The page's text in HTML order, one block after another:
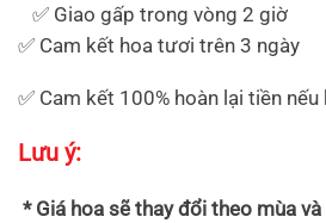
✅ Giao gấp trong vòng 2 giờ
✅ Cam kết hoa tươi trên 3 ngày
✅ Cam kết 100% hoàn lại tiền
Lưu ý:
* Giá hoa sẽ thay đổi theo mùa